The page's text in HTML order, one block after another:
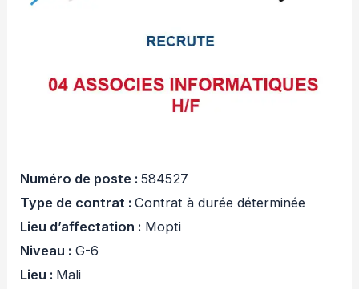
Numéro de poste :584527
Type de contrat :Contrat à durée déterminée
Lieu d’affectation : Mopti
Niveau : G-6
Lieu : Mali